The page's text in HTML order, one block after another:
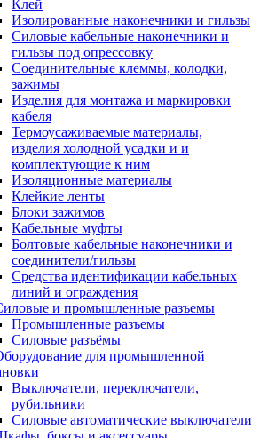
Клей
Изолированные наконечники и гильзы
Силовые кабельные наконечники и
гильзы под опрессовку
Соединительные клеммы, колодки,
зажимы
Изделия для монтажа и маркировки
кабеля
Термоусаживаемые материалы,
изделия холодной усадки и и
комплектующие к ним
Изоляционные материалы
Клейкие ленты
Блоки зажимов
Кабельные муфты
Болтовые кабельные наконечники и
соединители/гильзы
Средства идентификации кабельных
линий и ограждения
и промышленные разъемы
Промышленные разъемы
Силовые разъёмы
для промышленной
Выключатели, переключатели,
рубильники
Силовые автоматические выключатели